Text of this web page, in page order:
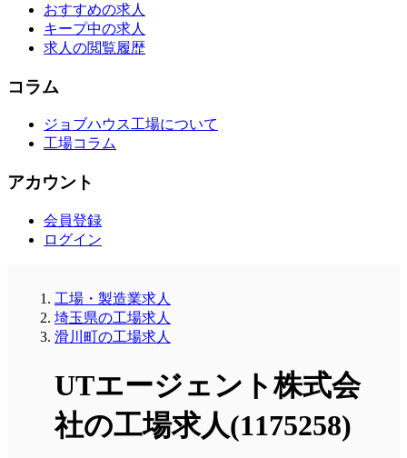
おすすめの求人
キープ中の求人
求人の閲覧履歴
コラム
ジョブハウス工場について
工場コラム
アカウント
会員登録
ログイン
工場・製造業求人
埼玉県の工場求人
滑川町の工場求人
UTエージェント株式会
社の工場求人(1175258)